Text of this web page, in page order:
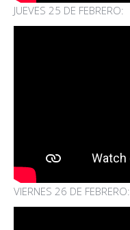
JUEVES 25 DE FEBRERO:
VIERNES 26 DE FEBRERO: